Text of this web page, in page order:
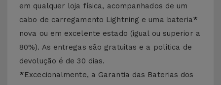
em qualquer loja física, acompanhados de um
cabo de carregamento Lightning e uma bateria*
nova ou em excelente estado (igual ou superior a
80%). As entregas são gratuitas e a política de
devolução é de 30 dias.
*Excecionalmente, a Garantia das Baterias dos